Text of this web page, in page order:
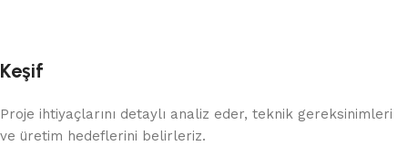
Keşif
Proje ihtiyaçlarını detaylı analiz eder, teknik gereksinimleri
ve üretim hedeflerini belirleriz.